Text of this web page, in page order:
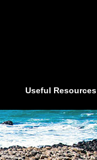
Useful Resources